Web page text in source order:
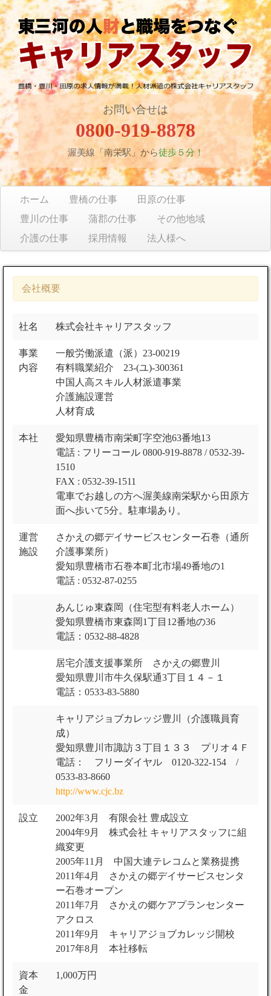
お問い合せは
0800-919-8878
渥美線「南栄駅」から徒歩５分！
ホーム 豊橋の仕事
田原の仕事
豊川の仕事
蒲郡の仕事
その他地域
介護の仕事
採用情報 法人様へ
会社概要
社名 株式会社キャリアスタッフ
事業
内容
一般労働派遣（派）23-00219
有料職業紹介 23-(ユ)-300361
中国人高スキル人材派遣事業
介護施設運営
人材育成
本社
愛知県豊橋市南栄町字空池63番地13
電話 : フリーコール 0800-919-8878 / 0532-39-
1510
FAX : 0532-39-1511
電車でお越しの方へ渥美線南栄駅から田原方
面へ歩いて5分。駐車場あり。
運営
施設
さかえの郷デイサービスセンター石巻（通所
介護事業所）
愛知県豊橋市石巻本町北市場49番地の1
電話 : 0532-87-0255
あんじゅ東森岡（住宅型有料老人ホーム）
愛知県豊橋市東森岡1丁目12番地の36
電話：0532-88-4828
居宅介護支援事業所 さかえの郷豊川
愛知県豊川市牛久保駅通3丁目１４－１
電話：0533-83-5880
キャリアジョブカレッジ豊川（介護職員育
成）
愛知県豊川市諏訪３丁目１３３ プリオ４Ｆ
電話： フリーダイヤル 0120-322-154 /
0533-83-8660
http://www.cjc.bz
設立
2002年3月 有限会社 豊成設立
2004年9月 株式会社 キャリアスタッフに組
織変更
2005年11月 中国大連テレコムと業務提携
2011年4月 さかえの郷デイサービスセンタ
ー石巻オープン
2011年7月 さかえの郷ケアプランセンター
アクロス
2011年9月 キャリアジョブカレッジ開校
2017年8月 本社移転
資本
金
1,000万円